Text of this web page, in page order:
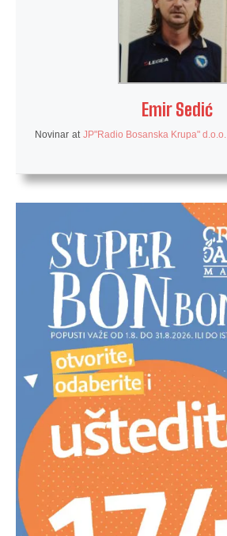
Emir Sedić
Novinar at JP"Radio Bosanska Krupa" d.o.o.